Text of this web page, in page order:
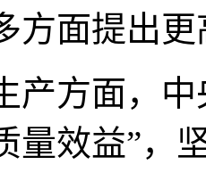
方面提出
方面，中
量效益”，